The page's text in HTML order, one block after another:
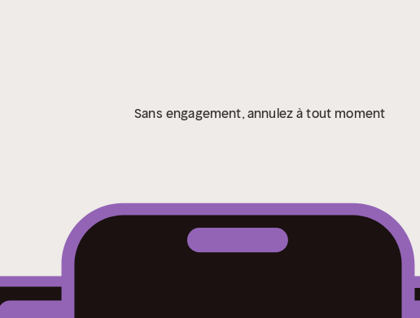
Sans engagement, annulez à tout moment